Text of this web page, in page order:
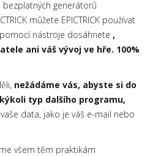
generátorů
můžete EPICTRICK používat
nástroje dosáhnete ,
ani váš vývoj ve hře. 100%
nežádáme vás, abyste si do
typ dalšího programu,
data, jako je váš e-mail nebo
všem těm praktikám